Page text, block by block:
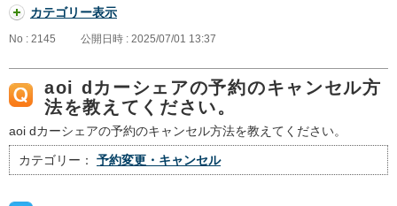
カテゴリー表示
No : 2145 公開日時 : 2025/07/01 13:37
aoi dカーシェアの予約のキャンセル方
法を教えてください。
aoi dカーシェアの予約のキャンセル方法を教えてください。
カテゴリー： 予約変更・キャンセル